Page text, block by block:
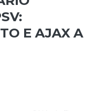
E AJAX A